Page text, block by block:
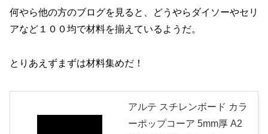
何やら他の方のブログを見ると、どうやらダイソーやセリ
アなど１００均で材料を揃えているようだ。
とりあえずまずは材料集めだ！
アルテ スチレンボード カラ
ーポップコーア 5mm厚 A2